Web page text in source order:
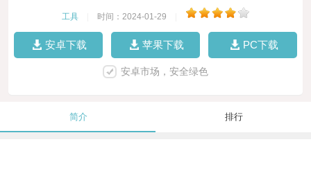
工具 时间：2024-01-29
安卓下载 苹果下载 PC下载
安卓市场，安全绿色
简介 排行